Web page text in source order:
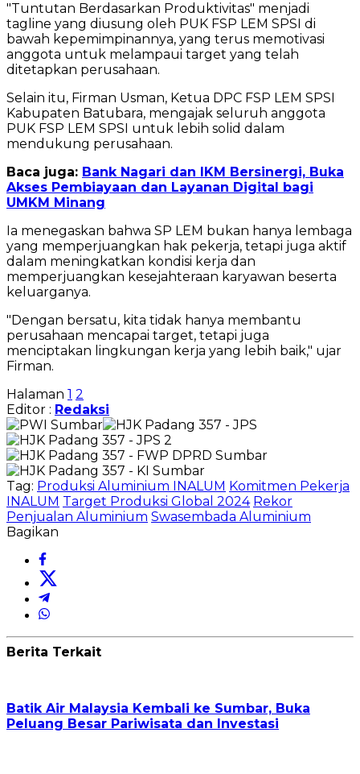
"Tuntutan Berdasarkan Produktivitas" menjadi
tagline yang diusung oleh PUK FSP LEM SPSI di
bawah kepemimpinannya, yang terus memotivasi
anggota untuk melampaui target yang telah
ditetapkan perusahaan.
Selain itu, Firman Usman, Ketua DPC FSP LEM SPSI
Kabupaten Batubara, mengajak seluruh anggota
PUK FSP LEM SPSI untuk lebih solid dalam
mendukung perusahaan.
Baca juga: Bank Nagari dan IKM Bersinergi, Buka
Akses Pembiayaan dan Layanan Digital bagi
UMKM Minang
Ia menegaskan bahwa SP LEM bukan hanya lembaga
yang memperjuangkan hak pekerja, tetapi juga aktif
dalam meningkatkan kondisi kerja dan
memperjuangkan kesejahteraan karyawan beserta
keluarganya.
"Dengan bersatu, kita tidak hanya membantu
perusahaan mencapai target, tetapi juga
menciptakan lingkungan kerja yang lebih baik," ujar
Firman.
Halaman 1 2
Editor : Redaksi
Tag: Produksi Aluminium INALUM Komitmen Pekerja
INALUM Target Produksi Global 2024 Rekor
Penjualan Aluminium Swasembada Aluminium
Bagikan
Berita Terkait
Batik Air Malaysia Kembali ke Sumbar, Buka
Peluang Besar Pariwisata dan Investasi